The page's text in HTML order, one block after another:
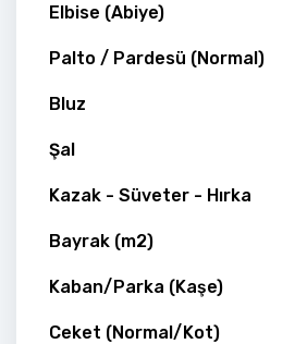
Elbise (Abiye)
Palto / Pardesü (Normal)
Bluz
Şal
Kazak - Süveter - Hırka
Bayrak (m2)
Kaban/Parka (Kaşe)
Ceket (Normal/Kot)